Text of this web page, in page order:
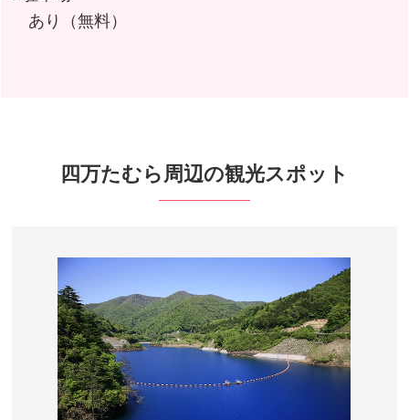
あり（無料）
四万たむら周辺の観光スポット